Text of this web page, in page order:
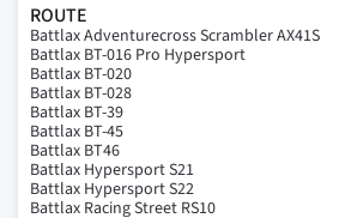
ROUTE
Battlax Adventurecross Scrambler AX41S
Battlax BT-016 Pro Hypersport
Battlax BT-020
Battlax BT-028
Battlax BT-39
Battlax BT-45
Battlax BT46
Battlax Hypersport S21
Battlax Hypersport S22
Battlax Racing Street RS10